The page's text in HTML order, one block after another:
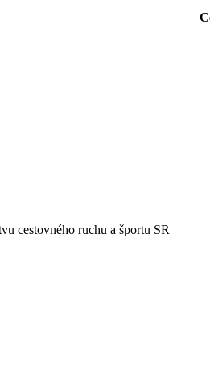
cestovného ruchu a športu SR